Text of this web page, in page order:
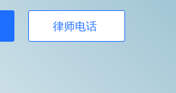
律师电话